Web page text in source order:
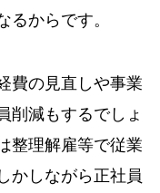
からです。
費の見直しや事業
削減もするでしょ
整理解雇等で従業
かしながら正社員